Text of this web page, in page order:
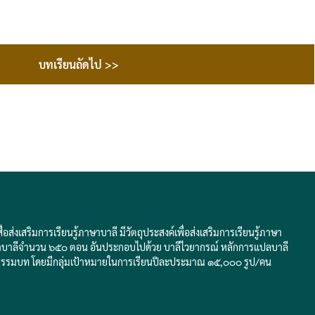
บทเรียนถัดไป >>
งเสริมการเรียนรู้ภาษาบาลี มีวัตถุประสงค์เพื่อส่งเสริมการเรียนรู้ภาษา
าลีจำนวน ๖๕๐ ตอน อันประกอบไปด้วย บาลีไวยากรณ์ หลักการแปลบาลี
มบท โดยมีกลุ่มเป้าหมายในการเรียนปีละประมาณ ๑๕,๐๐๐ รูป/คน